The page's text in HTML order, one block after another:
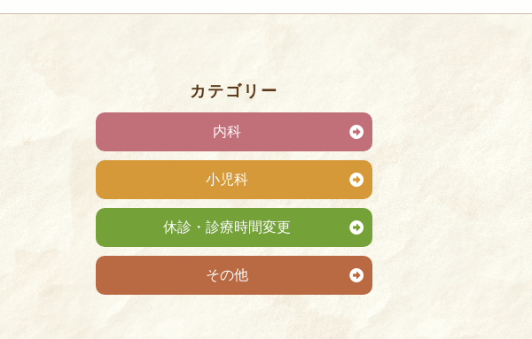
カテゴリー
内科
小児科
休診・診療時間変更
その他